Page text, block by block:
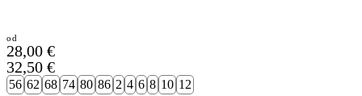
28,00 €
32,50 €
56 62 68 74 80 86 2 4 6 8 10 12